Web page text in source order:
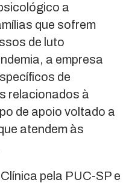
a
que sofrem
de luto
a empresa
de
relacionados à
de apoio voltado a
atendem às
pela PUC-SP e